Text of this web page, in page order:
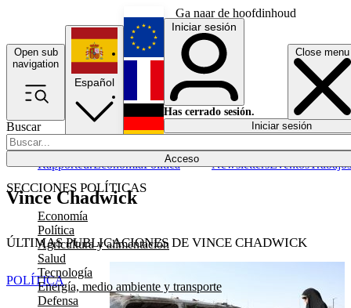
Ga naar de hoofdinhoud
Open sub
navigation
Close menu
Buscar
Acceso
SECCIONES POLÍTICAS
Economía
Política
Agricultura y alimentación
Salud
Tecnología
Energía, medio ambiente y transporte
Defensa
RapporteurEconomíaPolítica NewslettersEventosTrabajos
Español
English
Français
Iniciar sesión
Has cerrado sesión.
Iniciar sesión
Vince Chadwick
ÚLTIMAS PUBLICACIONES DE VINCE CHADWICK
POLÍTICA